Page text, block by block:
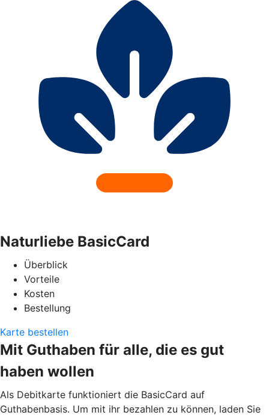
Naturliebe BasicCard
Überblick
Vorteile
Kosten
Bestellung
Karte bestellen
Mit Guthaben für alle, die es gut
haben wollen
Als Debitkarte funktioniert die BasicCard auf
Guthabenbasis. Um mit ihr bezahlen zu können, laden Sie